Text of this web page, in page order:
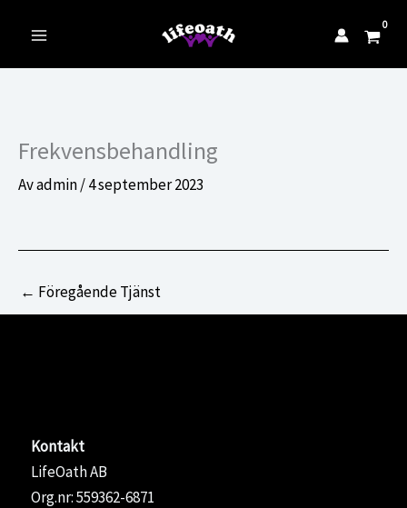
Frekvensbehandling
Avadmin/4 september 2023
← Föregående Tjänst
Kontakt
LifeOath AB
Org.nr: 559362-6871